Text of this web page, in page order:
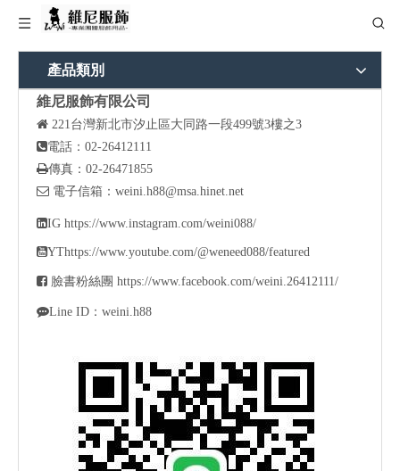
產品類別
維尼服飾有限公司
 221台灣新北市汐止區大同路一段499號3樓之3
電話：02-26412111
傳真：02-26471855
 電子信箱： weini.h88@msa.hinet.net
IG https://www.instagram.com/weini088/
YThttps://www.youtube.com/@weneed088/featured
 臉書粉絲團 https://www.facebook.com/weini.26412111/
Line ID：weini.h88